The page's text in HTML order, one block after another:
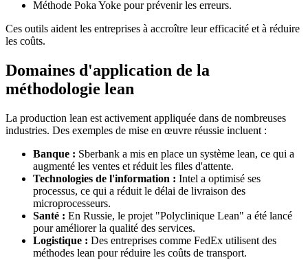
Méthode Poka Yoke pour prévenir les erreurs.
Ces outils aident les entreprises à accroître leur efficacité et à réduire
les coûts.
Domaines d'application de la
méthodologie lean
La production lean est activement appliquée dans de nombreuses
industries. Des exemples de mise en œuvre réussie incluent :
Banque : Sberbank a mis en place un système lean, ce qui a
augmenté les ventes et réduit les files d'attente.
Technologies de l'information : Intel a optimisé ses
processus, ce qui a réduit le délai de livraison des
microprocesseurs.
Santé : En Russie, le projet "Polyclinique Lean" a été lancé
pour améliorer la qualité des services.
Logistique : Des entreprises comme FedEx utilisent des
méthodes lean pour réduire les coûts de transport.